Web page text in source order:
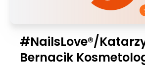
#NailsLove®/
Bernacik